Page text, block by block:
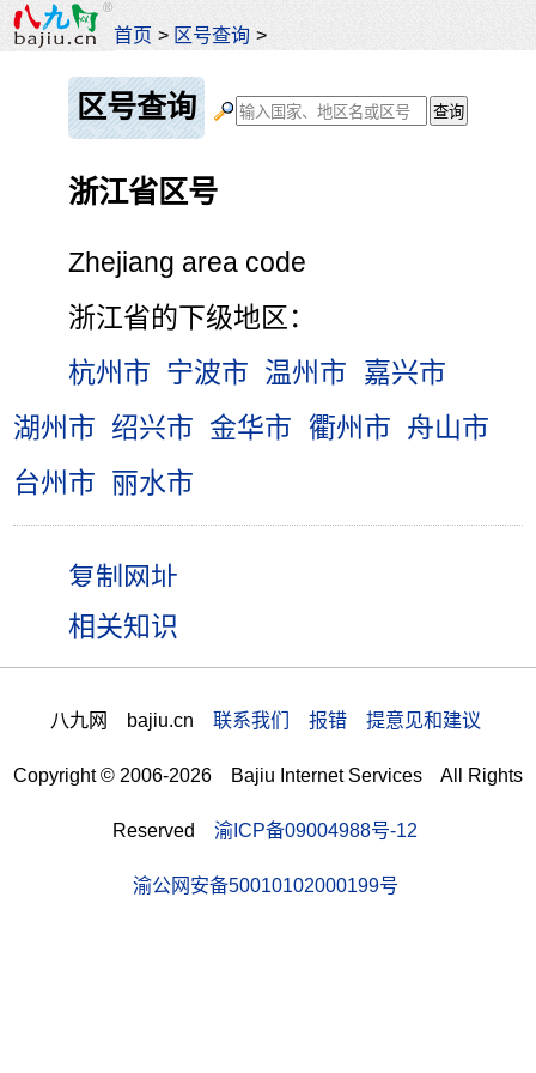
首页 > 区号查询 >
区号查询
浙江省区号
Zhejiang area code
浙江省的下级地区：
杭州市 宁波市 温州市
嘉兴市
湖州市 绍兴市 金华市 衢州市 舟山市
台州市 丽水市
相关知识
八九网 bajiu.cn 联系我们 报错 提意见和建议
Copyright © 2006-2026 Bajiu Internet Services All Rights
Reserved 渝ICP备09004988号-12
渝公网安备50010102000199号